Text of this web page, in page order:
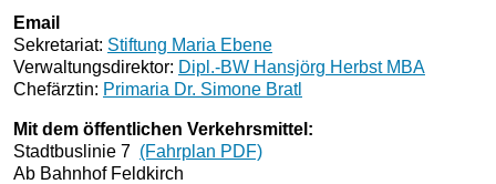
Email
Sekretariat: Stiftung Maria Ebene
Verwaltungsdirektor: Dipl.-BW Hansjörg Herbst MBA
Chefärztin: Primaria Dr. Simone Bratl
Mit dem öffentlichen Verkehrsmittel:
Stadtbuslinie 7 (Fahrplan PDF)
Ab Bahnhof Feldkirch